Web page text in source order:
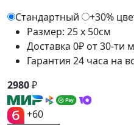
Стандартный
+30%
Размер: 25 x 50см
Доставка 0₽ от 30-ти
Гарантия 24 часа на
2980₽
+60